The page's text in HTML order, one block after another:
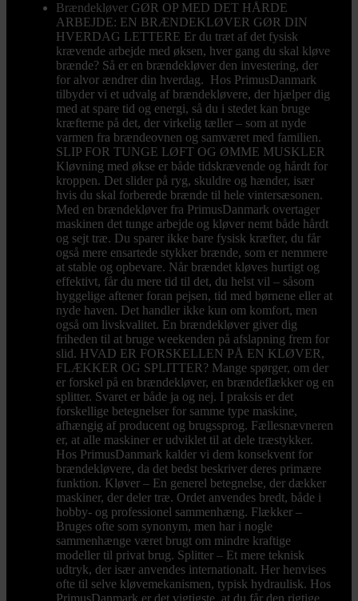
Brændekløver GØR OP MED DET HÅRDE
ARBEJDE: EN BRÆNDEKLØVER GØR DIN
HVERDAG LETTERE Er du træt af det fysisk
krævende arbejde med øksen, hver gang du skal kløve
brænde? Så er en brændekløver den investering, der
for alvor ændrer din hverdag. Hos PrimusDanmark
tilbyder vi et udvalg af brændekløvere, der hjælper dig
med at spare tid og energi, så du i stedet kan bruge
kræfterne på det, der virkelig tæller – som at nyde
varmen fra brændeovnen og samværet med familien.
SLIP FOR TUNGE LØFT OG ØMME MUSKLER
Kløvning med økse er både tidskrævende og hårdt for
kroppen. Det slider på ryg, skuldre og hænder, især
hvis du skal forberede brænde til hele vintersæsonen.
Med en brændekløver fra PrimusDanmark overtager
maskinen det tunge arbejde og kløver nemt både hårdt
og sejt træ. Du sparer ikke bare fysisk kræfter, du får
også mere ensartede stykker brænde, som er nemmere
at stable og opbevare. Når brændet kløves hurtigt og
effektivt, får du mere tid til det, du helst vil – såsom
hyggelige aftener foran pejsen, tid med børnene eller at
nyde haven. Det handler ikke kun om komfort, men
også om livskvalitet. En brændekløver giver dig
friheden til at bruge weekenden på afslapning frem for
slid. HVAD ER FORSKELLEN PÅ EN KLØVER,
FLÆKKER OG SPLITTER? Mange spørger, om der
er forskel på en brændekløver, en brændeflækker og en
splitter. Svaret er både ja og nej. I praksis er det
forskellige betegnelser for samme type maskine,
afhængig af producent og brugssprog. Fællesnævneren
er, at alle maskiner er udviklet til at dele træstykker.
Hos PrimusDanmark kalder vi dem konsekvent for
brændekløvere, da det bedst beskriver deres primære
funktion. Kløver – En generel betegnelse, der dækker
maskiner, der deler træ. Ordet anvendes bredt, både i
hobby- og professionel sammenhæng. Flækker –
Bruges ofte som synonym, men har i nogle
sammenhænge været brugt om mindre kraftige
modeller til privat brug. Splitter – Et mere teknisk
udtryk, der især anvendes internationalt. Her henvises
ofte til selve kløvemekanismen, typisk hydraulisk. Hos